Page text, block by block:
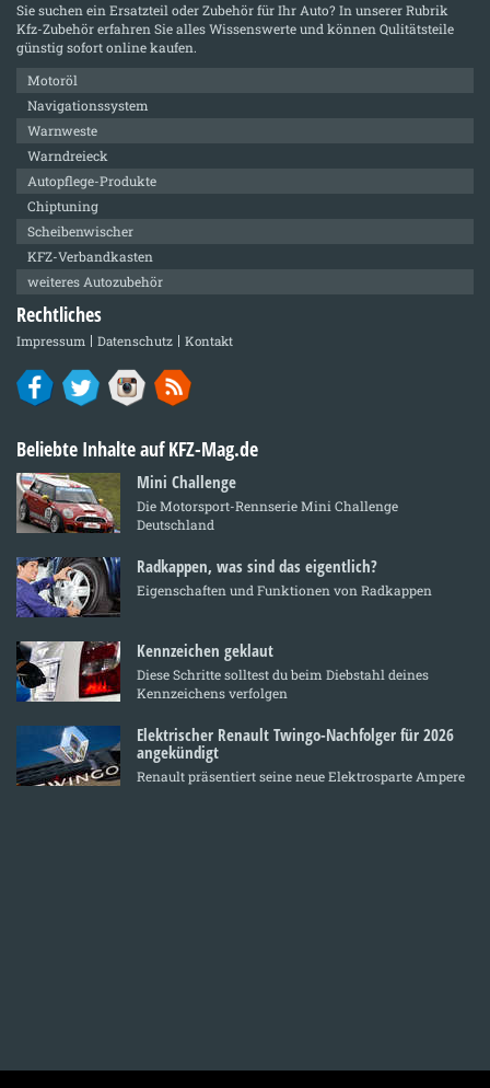
Sie suchen ein Ersatzteil oder Zubehör für Ihr Auto? In unserer Rubrik
Kfz-Zubehörerfahren Sie alles Wissenswerte und können Qulitätsteile
günstig sofort online kaufen.
Motoröl
Navigationssystem
Warnweste
Warndreieck
Autopflege-Produkte
Chiptuning
Scheibenwischer
KFZ-Verbandkasten
weiteres Autozubehör
Rechtliches
Impressum Datenschutz Kontakt
Beliebte Inhalte auf KFZ-Mag.de
Mini Challenge
Die Motorsport-Rennserie Mini Challenge
Deutschland
Radkappen, was sind das eigentlich?
Eigenschaften und Funktionen von Radkappen
Kennzeichen geklaut
Diese Schritte solltest du beim Diebstahl deines
Kennzeichens verfolgen
Elektrischer Renault Twingo-Nachfolger für 2026
angekündigt
Renault präsentiert seine neue Elektrosparte Ampere